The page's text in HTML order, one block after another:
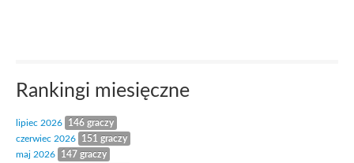
Rankingi miesięczne
lipiec 2026
146 graczy
czerwiec 2026
151 graczy
maj 2026
147 graczy